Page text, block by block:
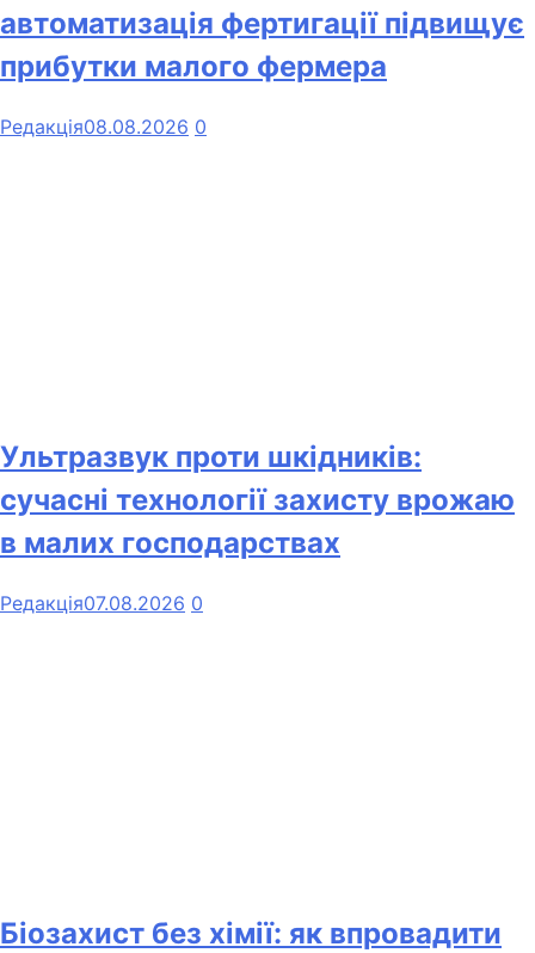
автоматизація фертигації підвищує
прибутки малого фермера
Редакція08.08.2026 0
Ультразвук проти шкідників:
сучасні технології захисту врожаю
в малих господарствах
Редакція07.08.2026 0
Біозахист без хімії: як впровадити